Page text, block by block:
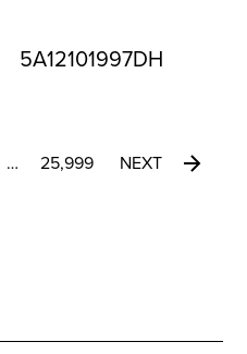
5A12101997DH
… 25,999 NEXT